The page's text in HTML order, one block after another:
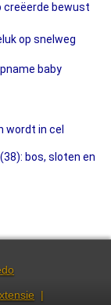
creëerde bewust
op snelweg
baby
wordt in cel
bos, sloten en
|